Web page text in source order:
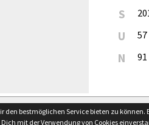
S
U
N
den bestmöglichen Service bieten zu
mit der Verwendung von Cookies